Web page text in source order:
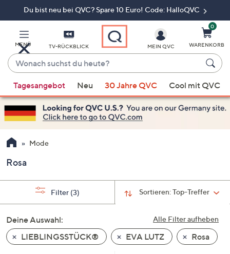
Du bist neu bei QVC? Spare 10 Euro! Code: HalloQVC
MENÜ TV-RÜCKBLICK
Wonach
suchst
du
heute?
Vorschläge
verfügbar
sind,
verwenden
Sie
Pfeiltasten
nach
und
nach
unten
oder
MEIN QVC
0
WARENKORB
Tagesangebot Neu 30 Jahre QVC Cool mit QVC
Mode
Rosa
Sortieren:Top-Treffer
Filter (3)
Alle Filter aufheben
Deine Auswahl:
LIEBLINGSSTÜCK®
EVA LUTZ Rosa